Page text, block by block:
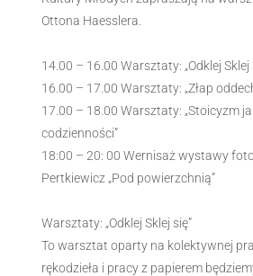
Ottona Haesslera.
14.00 – 16.00 Warsztaty: „Odklej Sklej
16.00 – 17.00 Warsztaty: „Złap
17.00 – 18.00 Warsztaty: „Stoicyzm
codzienności”
18:00 – 20: 00 Wernisaż wystawy
Pertkiewicz „Pod powierzchnią”
Warsztaty: „Odklej Sklej się”
To warsztat oparty na kolektywnej
rękodzieła i pracy z papierem